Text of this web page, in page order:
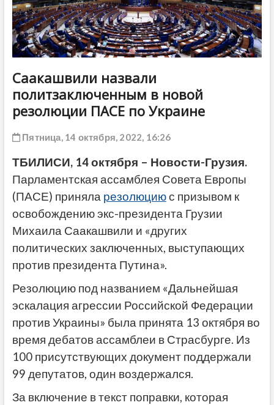
Саакашвили назвали
политзаключенным в новой
резолюции ПАСЕ по Украине
Пятница, 14 октября, 2022, 16:26
ТБИЛИСИ, 14 октября – Новости-Грузия.
Парламентская ассамблея Совета Европы
(ПАСЕ) приняла резолюциюс призывом к
освобождению экс-президента Грузии
Михаила Саакашвили и «других
политических заключенных, выступающих
против президента Путина».
Резолюцию под названием «Дальнейшая
эскалация агрессии Российской Федерации
против Украины» была принята 13 октября во
время дебатов ассамблеи в Страсбурге. Из
100 присутствующих документ поддержали
99 депутатов, один воздержался.
За включение в текст поправки, которая